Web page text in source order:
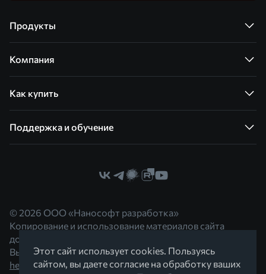
Продукты
Компания
Как купить
Поддержка и обучение
© 2026 ООО «Нанософт разработка»
Копирование и использование материалов сайта
допускается с согласия правообладателя.
Вы можете обратиться к нам по адресу
hello@nanocad.ru
Этот сайт использует cookies. Пользуясь
сайтом, вы даете согласие на обработку ваших